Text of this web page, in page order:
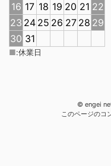
16 17 18 19 20 21 22
23 24 25 26 27 28 29
30 31
■:休業日
© engei
このページのコ